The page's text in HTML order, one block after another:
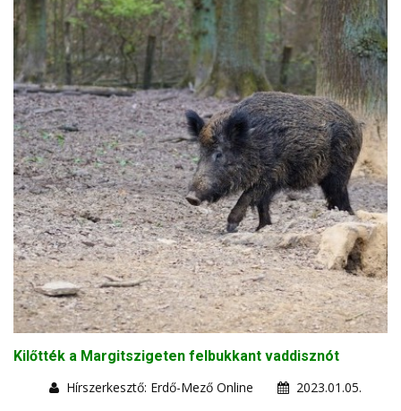
Kilőtték a Margitszigeten felbukkant vaddisznót
Hírszerkesztő: Erdő-Mező Online
2023.01.05.